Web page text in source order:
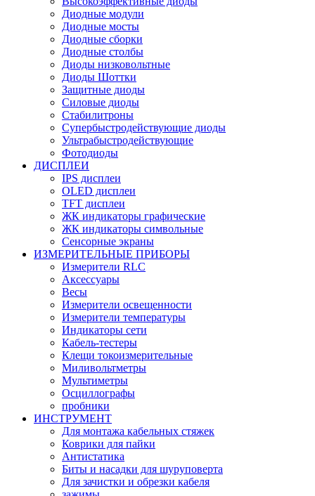
Диодные модули
Диодные мосты
Диодные сборки
Диодные столбы
Диоды низковольтные
Диоды Шоттки
Защитные диоды
Силовые диоды
Стабилитроны
Супербыстродействующие диоды
Ультрабыстродействующие
Фотодиоды
ДИСПЛЕИ
IPS дисплеи
OLED дисплеи
TFT дисплеи
ЖК индикаторы графические
ЖК индикаторы символьные
Сенсорные экраны
ИЗМЕРИТЕЛЬНЫЕ ПРИБОРЫ
Измерители RLC
Аксессуары
Весы
Измерители освещенности
Измерители температуры
Индикаторы сети
Кабель-тестеры
Клещи токоизмерительные
Миливольтметры
Мультиметры
Осциллографы
пробники
ИНСТРУМЕНТ
Для монтажа кабельных стяжек
Коврики для пайки
Антистатика
Биты и насадки для шуруповерта
Для зачистки и обрезки кабеля